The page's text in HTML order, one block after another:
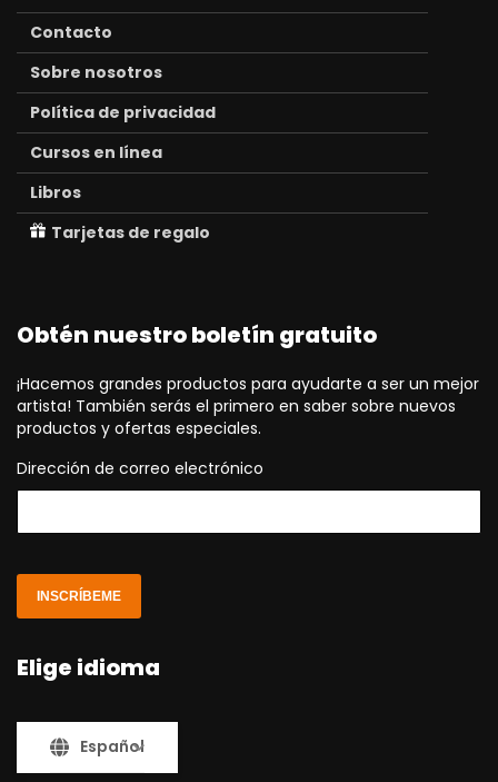
Contacto
Sobre nosotros
Política de privacidad
Cursos en línea
Libros
Tarjetas de regalo
Obtén nuestro boletín gratuito
¡Hacemos grandes productos para ayudarte a ser un mejor
artista! También serás el primero en saber sobre nuevos
productos y ofertas especiales.
Dirección de correo electrónico
INSCRÍBEME
Elige idioma
Español